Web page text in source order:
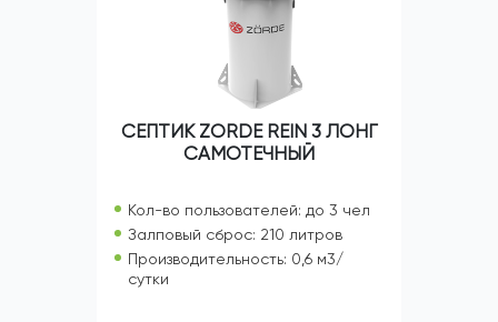
СЕПТИК ZORDE REIN 3 ЛОНГ
САМОТЕЧНЫЙ
Кол-во пользователей: до 3 чел
Залповый сброс: 210 литров
Производительность: 0,6 м3/
сутки